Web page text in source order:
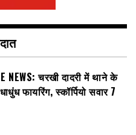
NEWS: चरखी दादरी में थाने के
फायरिंग, स्कॉर्पियो सवार 7